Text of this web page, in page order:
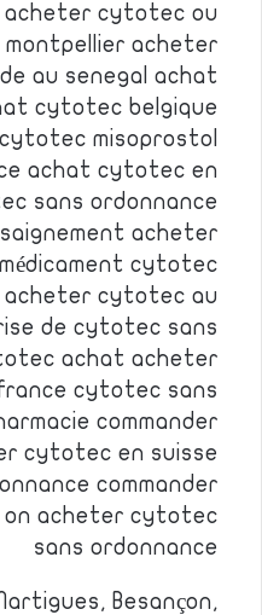
cytotec ou
acheter
au senegal achat
cytotec belgique
misoprostol
achat cytotec en
sans ordonnance
acheter
cytotec
acheter cytotec au
de cytotec sans
achat acheter
cytotec sans
commander
cytotec en suisse
commander
acheter cytotec
sans ordonnance
Besançon,